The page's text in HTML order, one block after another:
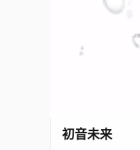
初音未来